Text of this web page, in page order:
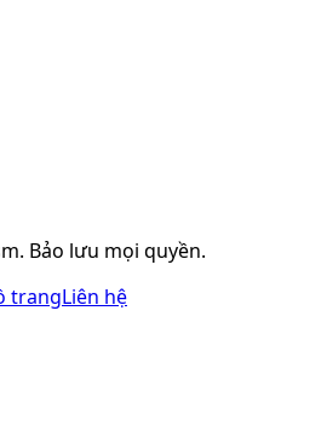
Bảo lưu mọi quyền.
trangLiên hệ